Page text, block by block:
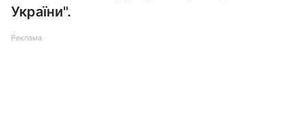
України".
Реклама